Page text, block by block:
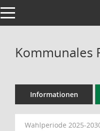
Toggle navigation
Kommunales
Informationen
Wahlperiode 2025-